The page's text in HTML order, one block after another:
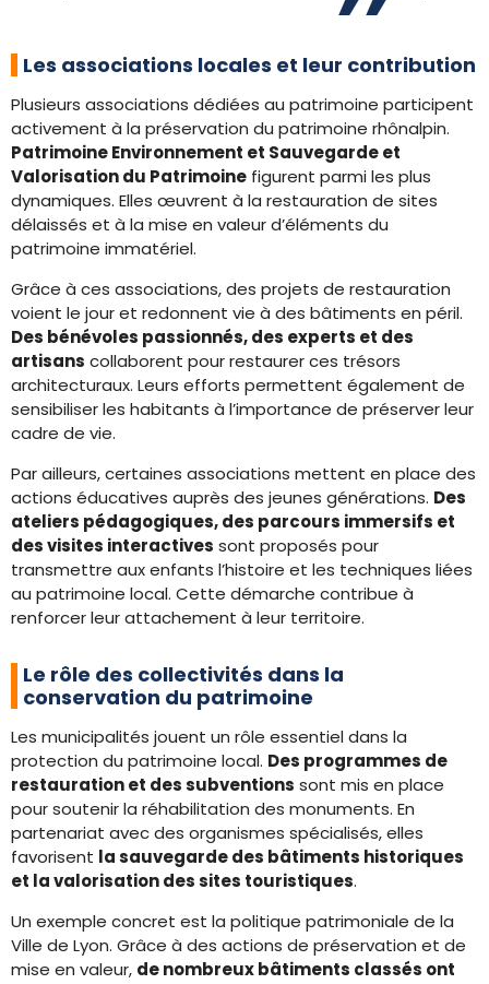
Les associations locales et leur contribution
Plusieurs associations dédiées au patrimoine participent
activement à la préservation du patrimoine rhônalpin.
Patrimoine Environnement et Sauvegarde et
Valorisation du Patrimoine figurent parmi les plus
dynamiques. Elles œuvrent à la restauration de sites
délaissés et à la mise en valeur d’éléments du
patrimoine immatériel.
Grâce à ces associations, des projets de restauration
voient le jour et redonnent vie à des bâtiments en péril.
Des bénévoles passionnés, des experts et des
artisans collaborent pour restaurer ces trésors
architecturaux. Leurs efforts permettent également de
sensibiliser les habitants à l’importance de préserver leur
cadre de vie.
Par ailleurs, certaines associations mettent en place des
actions éducatives auprès des jeunes générations. Des
ateliers pédagogiques, des parcours immersifs et
des visites interactives sont proposés pour
transmettre aux enfants l’histoire et les techniques liées
au patrimoine local. Cette démarche contribue à
renforcer leur attachement à leur territoire.
Le rôle des collectivités dans la
conservation du patrimoine
Les municipalités jouent un rôle essentiel dans la
protection du patrimoine local. Des programmes de
restauration et des subventions sont mis en place
pour soutenir la réhabilitation des monuments. En
partenariat avec des organismes spécialisés, elles
favorisent la sauvegarde des bâtiments historiques
et la valorisation des sites touristiques.
Un exemple concret est la politique patrimoniale de la
Ville de Lyon. Grâce à des actions de préservation et de
mise en valeur, de nombreux bâtiments classés ont